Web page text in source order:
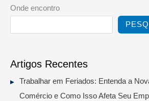
Onde encontro
Artigos Recentes
Trabalhar em Feriados: Entenda a
Comércio e Como Isso Afeta Seu